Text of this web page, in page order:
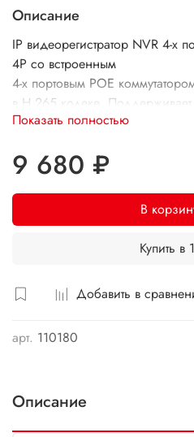
Добавить в
арт. 110180
Описание
IP видеорегистратор NVR 4-х
4P со встроенным
4-х портовым POE
в H.265 кодеке.
5МП. FX-iNVR4/1-4P исполнен
Показать полностью
9 680 ₽
В
Купить в
Описание